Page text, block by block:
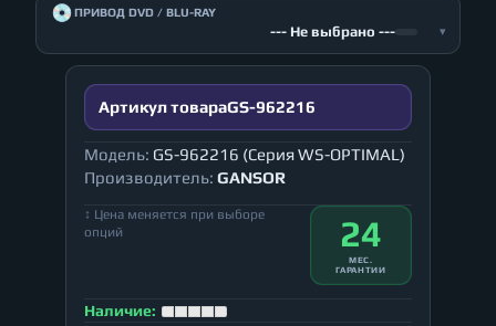
💿ПРИВОД DVD / BLU-RAY
--- Не выбрано --- ▾
Артикул товараGS-962216
Модель: GS-962216 (Серия WS-OPTIMAL)
Производитель: GANSOR
↕ Цена меняется при выборе
опций
24
МЕС.
ГАРАНТИИ
Наличие: